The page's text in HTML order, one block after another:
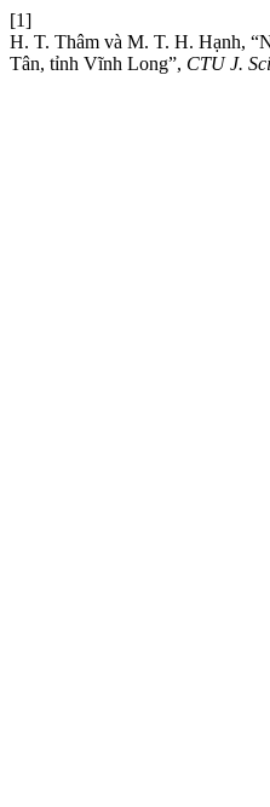
[1]
H. T. Thâm và M. T. H. Hạnh,
Tân, tỉnh Vĩnh Long”, CTU J.